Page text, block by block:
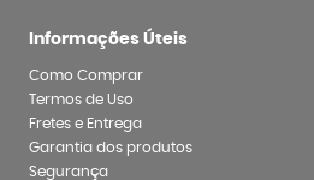
Informações Úteis
Como Comprar
Termos de Uso
Fretes e Entrega
Garantia dos produtos
Segurança